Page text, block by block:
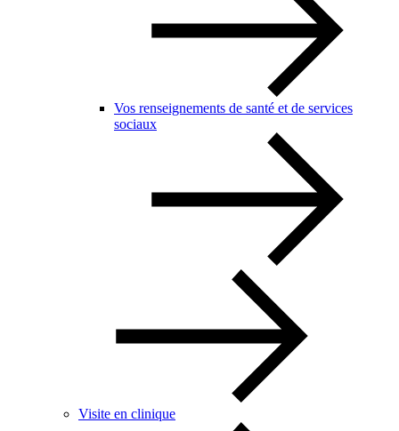
Vos renseignements de santé et de services
sociaux
Visite en clinique